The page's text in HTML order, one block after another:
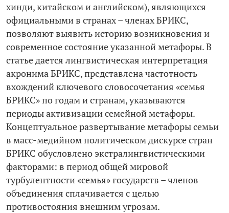
хинди, китайском и английском), являющихся
официальными в странах – членах БРИКС,
позволяют выявить историю возникновения и
современное состояние указанной метафоры. В
статье дается лингвистическая интерпретация
акронима БРИКС, представлена частотность
вхождений ключевого словосочетания «семья
БРИКС» по годам и странам, указываются
периоды активизации семейной метафоры.
Концептуальное развертывание метафоры семьи
в масс-медийном политическом дискурсе стран
БРИКС обусловлено экстралингвистическими
факторами: в период общей мировой
турбулентности «семья» государств – членов
объединения сплачивается с целью
противостояния внешним угрозам.